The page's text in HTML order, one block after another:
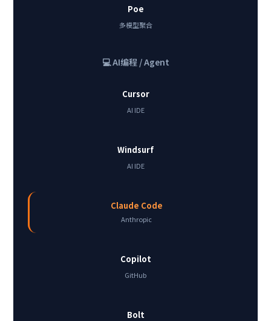
Poe
多模型聚合
💻 AI编程 / Agent
Cursor
AI IDE
Windsurf
AI IDE
Claude Code
Anthropic
Copilot
GitHub
Bolt